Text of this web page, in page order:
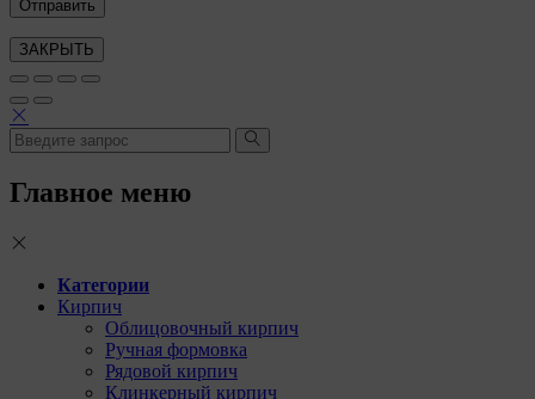
ЗАКРЫТЬ
Главное меню
Категории
Кирпич
Облицовочный кирпич
Ручная формовка
Рядовой кирпич
Клинкерный кирпич